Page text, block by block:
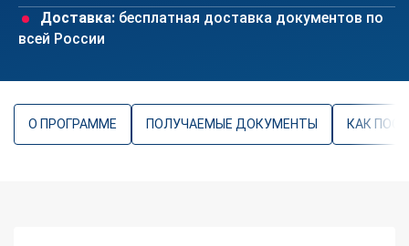
Доставка: бесплатная доставка документов по
всей России
О ПРОГРАММЕ ПОЛУЧАЕМЫЕ ДОКУМЕНТЫ КАК